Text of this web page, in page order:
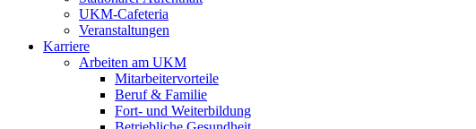
UKM-Cafeteria
Veranstaltungen
Karriere
Arbeiten am UKM
Mitarbeitervorteile
Beruf & Familie
Fort- und Weiterbildung